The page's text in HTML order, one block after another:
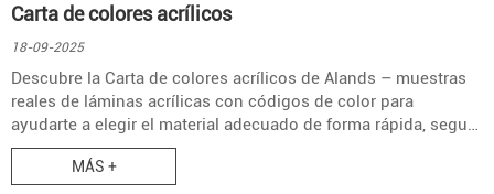
Carta de colores acrílicos
18-09-2025
Descubre la Carta de colores acrílicos de Alands – muestras
reales de láminas acrílicas con códigos de color para
ayudarte a elegir el material adecuado de forma rápida, segura
y creativa.
MÁS +